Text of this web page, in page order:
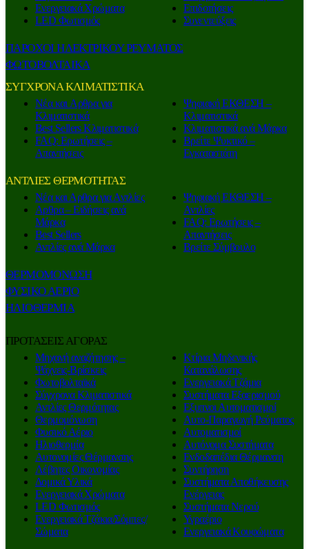
Ενεργειακά Χρώματα
LED Φωτισμός
Επιδοτήσεις
Συνεντεύξεις
ΠΑΡΟΧΟΙ ΗΛΕΚΤΡΙΚΟΥ ΡΕΥΜΑΤΟΣ
ΦΩΤΟΒΟΛΤΑΙΚΑ
ΣΥΓΧΡΟΝΑ ΚΛΙΜΑΤΙΣΤΙΚΑ
Νέα και Aρθρα για
Κλιματιστικά
Best Sellers Κλιματιστικά
FAQ: Ερωτήσεις –
Απαντήσεις
Ψηφιακή ΕΚΘΕΣΗ –
Κλιματιστικά
Κλιματιστικά ανά Μάρκα
Βρείτε Ψυκτικό –
Εγκαταστάτη
ΑΝΤΛΙΕΣ ΘΕΡΜΟΤΗΤΑΣ
Nέα και Αρθρα για Αντλίες
Αρθρα – Ειδήσεις ανά
Μάρκα
Best Sellers
Αντλίες ανά Μάρκα
Ψηφιακή ΕΚΘΕΣΗ –
Αντλίες
FAQ: Ερωτήσεις –
Απαντήσεις
Βρείτε Σύμβουλο
ΘΕΡΜΟΜΟΝΩΣΗ
ΦΥΣΙΚΟ ΑΕΡΙΟ
ΗΛΙΟΘΕΡΜΙΑ
ΠΡΟΤΑΣΕΙΣ ΑΓΟΡΑΣ
Μηχανή αναζήτησης –
Ψάχνεις-Βρίσκεις
Φωτοβολταϊκά
Σύγχρονα Κλιματιστικά
Αντλίες Θερμότητας
Θερμομόνωση
Φυσικό Αέριο
Ηλιοθερμία
Αυτονομίες Θέρμανσης
Λέβητες Οικονομίας
Δομικά Υλικά
Ενεργειακά Χρώματα
LED Φωτισμός
Ενεργειακά Τζάκια/Σόμπες/
Σώματα
Κτίρια Μηδενικής
Κατανάλωσης
Ενεργειακά Τζάμια
Συστήματα Εξαερισμού
Εξυπνοι Αυτοματισμοί
Αυτο-Παραγωγή Ρεύματος
Αυτοματισμοί
Αυτόνομα Συστήματα
Ενδοδαπέδια Θέρμανση
Συντήρηση
Συστήματα Αποθήκευσης
Ενέργειας
Συστήματα Νερού
Υγραέριο
Ενεργειακά Κουφώματα